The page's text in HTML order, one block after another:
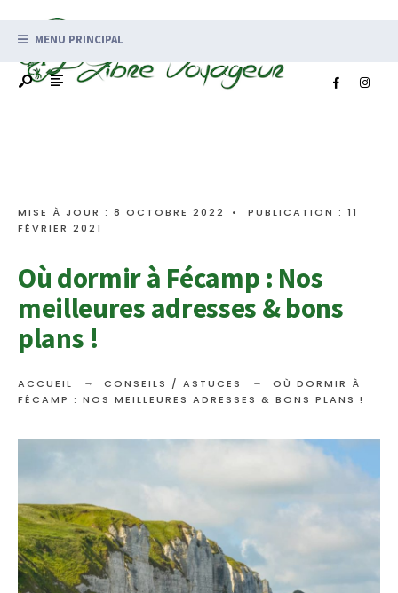
MENU PRINCIPAL
MISE À JOUR : 8 OCTOBRE 2022 •
PUBLICATION : 11
FÉVRIER 2021
Où dormir à Fécamp : Nos
meilleures adresses & bons
plans !
ACCUEIL CONSEILS / ASTUCES
OÙ DORMIR À
FÉCAMP : NOS MEILLEURES ADRESSES & BONS PLANS !